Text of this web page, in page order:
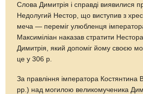
Слова Димитрія і справді виявилися
Недолугий Нестор, що виступив з
меча — переміг улюбленця
Максиміліан наказав стратити
Димитрія, який допоміг йому своєю
це у 306 р.
За правління імператора Костянтина
рр.) над могилою великомученика